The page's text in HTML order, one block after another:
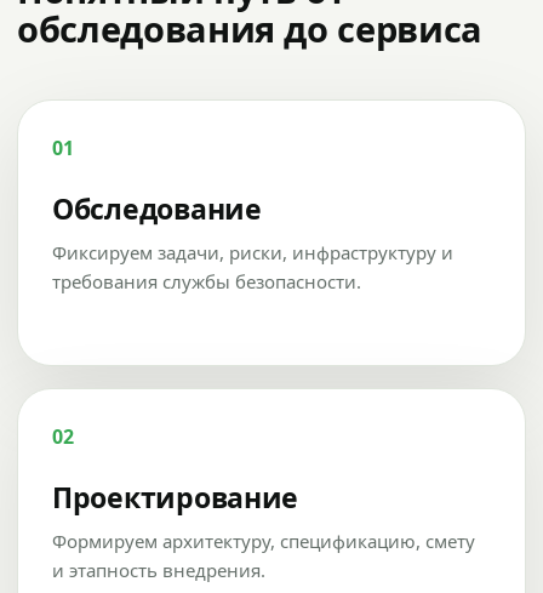
обследования до сервиса
01
Обследование
Фиксируем задачи, риски, инфраструктуру и
требования службы безопасности.
02
Проектирование
Формируем архитектуру, спецификацию, смету
и этапность внедрения.